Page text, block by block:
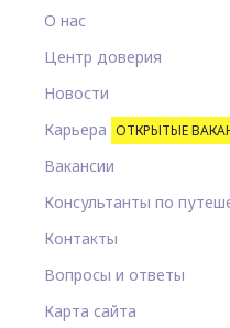
О нас
Центр доверия
Новости
Карьера ОТКРЫТЫЕ
Вакансии
Консультанты по
Контакты
Вопросы и ответы
Карта сайта